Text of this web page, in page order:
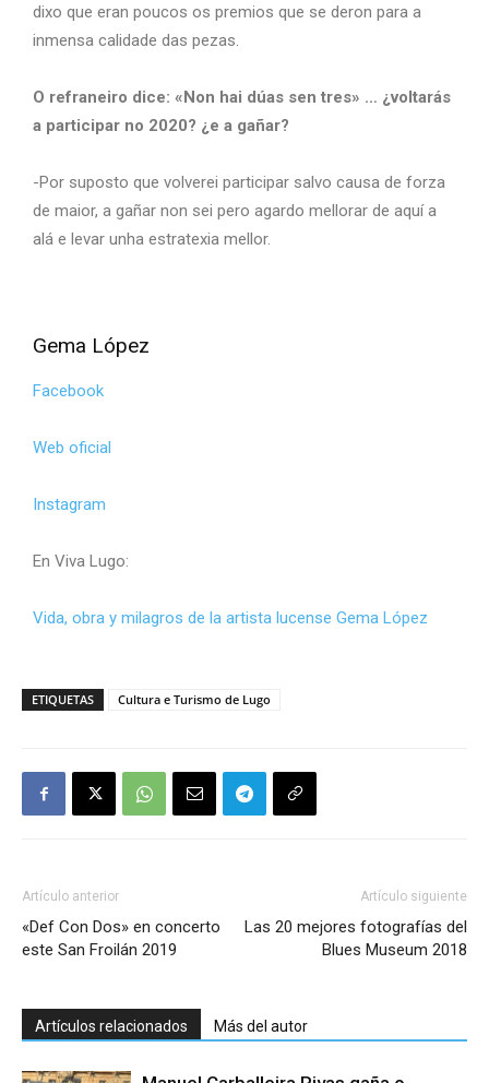
dixo que eran poucos os premios que se deron para a
inmensa calidade das pezas.
O refraneiro dice: «Non hai dúas sen tres» … ¿voltarás
a participar no 2020? ¿e a gañar?
-Por suposto que volverei participar salvo causa de forza
de maior, a gañar non sei pero agardo mellorar de aquí a
alá e levar unha estratexia mellor.
Gema López
Facebook
Web oficial
Instagram
En Viva Lugo:
Vida, obra y milagros de la artista lucense Gema López
ETIQUETAS Cultura e Turismo de Lugo
Artículo anterior
«Def Con Dos» en concerto
este San Froilán 2019
Artículo siguiente
Las 20 mejores fotografías del
Blues Museum 2018
Artículos relacionados Más del autor